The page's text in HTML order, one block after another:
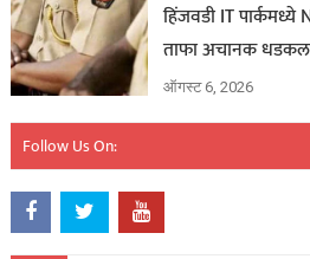
हिंजवडी IT
ताफा अचानक
ऑगस्ट 6, 2026
Follow Us On: